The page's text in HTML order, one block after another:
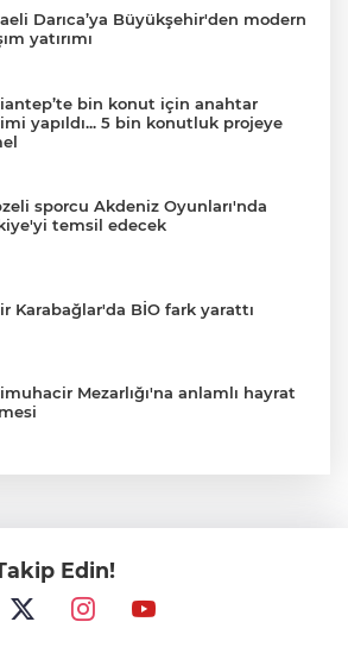
Darıca’ya Büyükşehir'den modern
yatırımı
bin konut için anahtar
yapıldı... 5 bin konutluk projeye
sporcu Akdeniz Oyunları'nda
temsil edecek
Karabağlar'da BİO fark yarattı
Mezarlığı'na anlamlı hayrat
DEAŞ'a 104 gözaltı!
Edin!